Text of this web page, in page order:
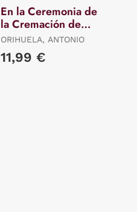
En la Ceremonia de
la Cremación de
Antonio Orihuela
ORIHUELA, ANTONIO
11,99 €